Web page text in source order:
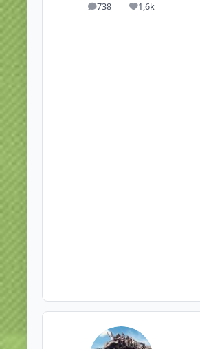
738
Beiträge 1,6k
Reputation